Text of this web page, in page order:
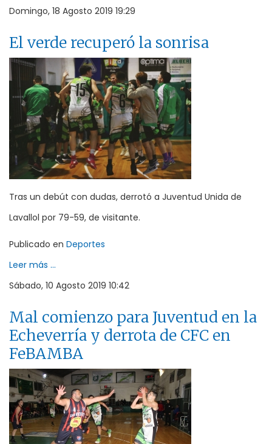
Domingo, 18 Agosto 2019 19:29
El verde recuperó la sonrisa
Tras un debút con dudas, derrotó a Juventud Unida de
Lavallol por 79-59, de visitante.
Publicado en Deportes
Leer más ...
Sábado, 10 Agosto 2019 10:42
Mal comienzo para Juventud en la
Echeverría y derrota de CFC en
FeBAMBA